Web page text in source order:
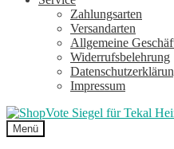
Zahlungsarten
Versandarten
Allgemeine
Widerrufsbelehrung
Impressum
Menü